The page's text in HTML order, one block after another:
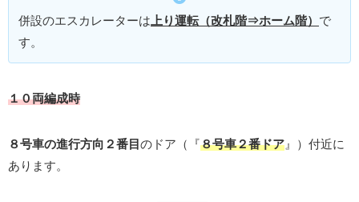
併設のエスカレーターは 上り運転（改札階⇒ホーム階） で
す。
１０両編成時
８号車の進行方向２番目 のドア（『８号車２番ドア 』）付近に
あります。